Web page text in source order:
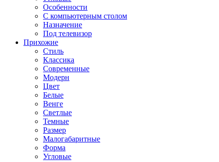
Особенности
С компьютерным столом
Назначение
Под телевизор
Прихожие
Стиль
Классика
Современные
Модерн
Цвет
Белые
Венге
Светлые
Темные
Размер
Малогабаритные
Форма
Угловые